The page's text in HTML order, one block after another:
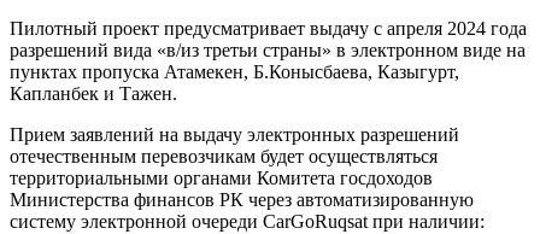
Пилотный проект предусматривает выдачу с апреля 2024 года
разрешений вида «в/из третьи страны» в электронном виде на
пунктах пропуска Атамекен, Б.Конысбаева, Казыгурт,
Капланбек и Тажен.
Прием заявлений на выдачу электронных разрешений
отечественным перевозчикам будет осуществляться
территориальными органами Комитета госдоходов
Министерства финансов РК через автоматизированную
систему электронной очереди CarGoRuqsat при наличии: